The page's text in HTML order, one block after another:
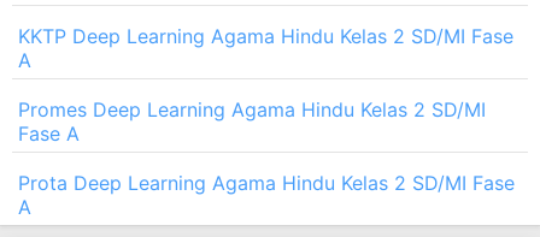
KKTP Deep Learning Agama Hindu Kelas 2 SD/MI Fase
A
Promes Deep Learning Agama Hindu Kelas 2 SD/MI
Fase A
Prota Deep Learning Agama Hindu Kelas 2 SD/MI Fase
A